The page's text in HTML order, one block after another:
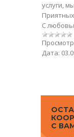
услуги,
С
Дата:
С